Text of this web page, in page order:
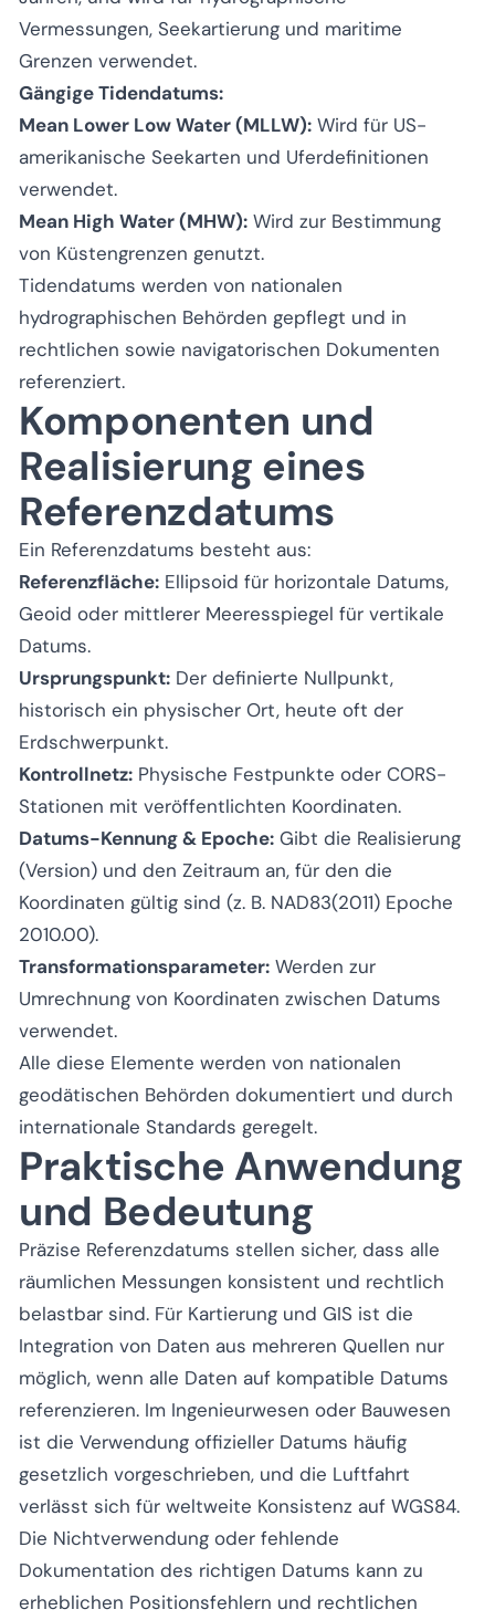
Vermessungen, Seekartierung und maritime
Grenzen verwendet.
Gängige Tidendatums:
Mean Lower Low Water (MLLW): Wird für US-
amerikanische Seekarten und Uferdefinitionen
verwendet.
Mean High Water (MHW): Wird zur Bestimmung
von Küstengrenzen genutzt.
Tidendatums werden von nationalen
hydrographischen Behörden gepflegt und in
rechtlichen sowie navigatorischen Dokumenten
referenziert.
Komponenten und
Realisierung eines
Referenzdatums
Ein Referenzdatums besteht aus:
Referenzfläche: Ellipsoid für horizontale Datums,
Geoid oder mittlerer Meeresspiegel für vertikale
Datums.
Ursprungspunkt: Der definierte Nullpunkt,
historisch ein physischer Ort, heute oft der
Erdschwerpunkt.
Kontrollnetz: Physische Festpunkte oder CORS-
Stationen mit veröffentlichten Koordinaten.
Datums-Kennung & Epoche: Gibt die Realisierung
(Version) und den Zeitraum an, für den die
Koordinaten gültig sind (z. B. NAD83(2011) Epoche
2010.00).
Transformationsparameter: Werden zur
Umrechnung von Koordinaten zwischen Datums
verwendet.
Alle diese Elemente werden von nationalen
geodätischen Behörden dokumentiert und durch
internationale Standards geregelt.
Praktische Anwendung
und Bedeutung
Präzise Referenzdatums stellen sicher, dass alle
räumlichen Messungen konsistent und rechtlich
belastbar sind. Für Kartierung und GIS ist die
Integration von Daten aus mehreren Quellen nur
möglich, wenn alle Daten auf kompatible Datums
referenzieren. Im Ingenieurwesen oder Bauwesen
ist die Verwendung offizieller Datums häufig
gesetzlich vorgeschrieben, und die Luftfahrt
verlässt sich für weltweite Konsistenz auf WGS84.
Die Nichtverwendung oder fehlende
Dokumentation des richtigen Datums kann zu
erheblichen Positionsfehlern und rechtlichen